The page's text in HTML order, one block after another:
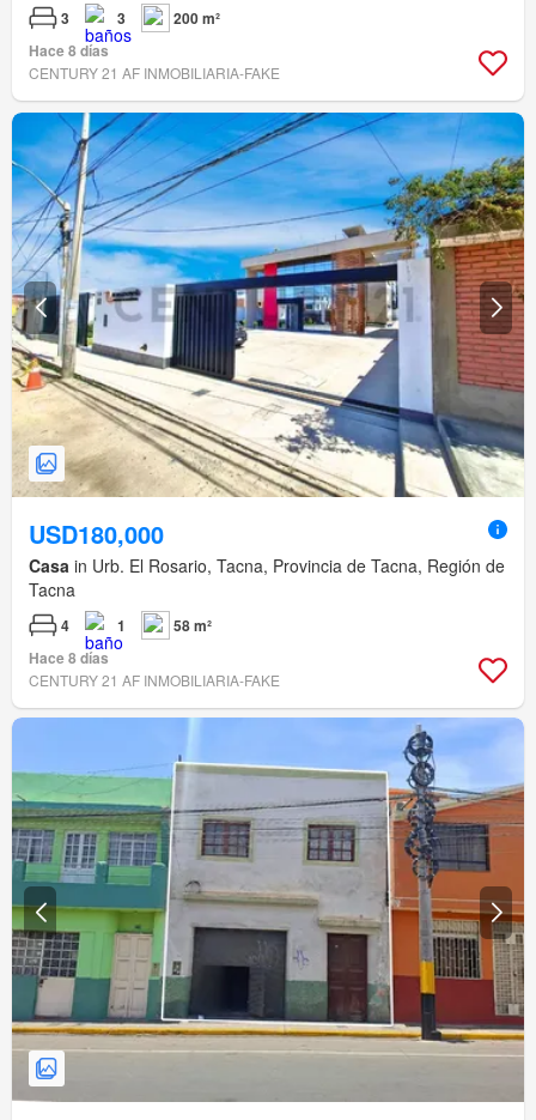
3 3
200 m²
Hace 8 días
CENTURY 21 AF INMOBILIARIA-FAKE
USD180,000
Casa in Urb. El Rosario, Tacna, Provincia de Tacna, Región de
Tacna
4 1
58 m²
Hace 8 días
CENTURY 21 AF INMOBILIARIA-FAKE